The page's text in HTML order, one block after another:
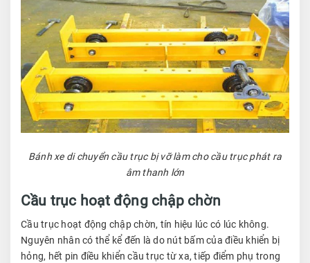
Bánh xe di chuyển cầu trục bị vỡ làm cho cầu trục phát ra
âm thanh lớn
Cầu trục hoạt động chập chờn
Cầu trục hoạt động chập chờn, tín hiệu lúc có lúc không.
Nguyên nhân có thể kể đến là do nút bấm của điều khiển bị
hỏng, hết pin điều khiển cầu trục từ xa, tiếp điểm phụ trong